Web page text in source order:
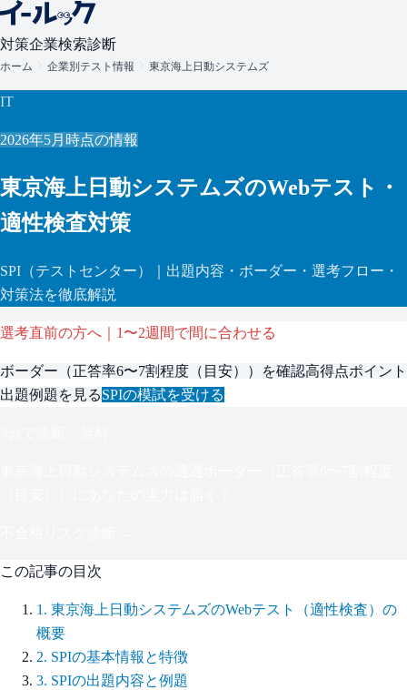
対策企業検索診断
ホーム 企業別テスト情報 東京海上日動システムズ
IT
2026年5月 時点の情報
東京海上日動システムズのWebテスト・
適性検査対策
SPI （テストセンター）
｜出題内容・ボーダー・選考フロー・
対策法を徹底解説
選考直前の方へ｜1〜2週間で間に合わせる
ボーダー（正答率6〜7割程度（目安） ）を確認高得点ポイント
出題例題を見るSPIの模試を受ける
この記事の目次
1 . 東京海上日動システムズのWebテスト（適性検査）の
概要
2. SPIの基本情報と特徴
3. SPIの出題内容と例題